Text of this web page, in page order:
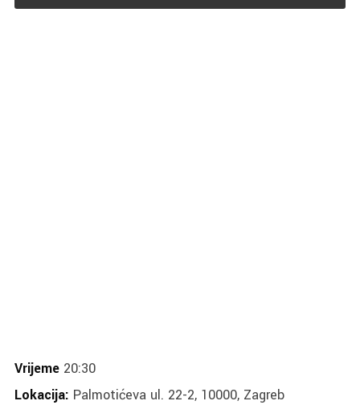
Vrijeme20:30
Lokacija: Palmotićeva ul. 22-2, 10000, Zagreb